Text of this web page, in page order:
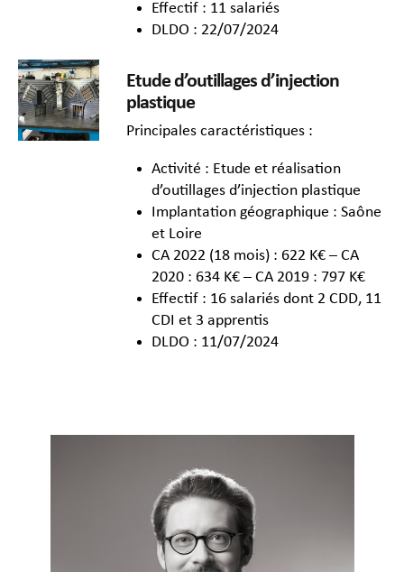
Effectif : 11 salariés
DLDO : 22/07/2024
Etude d’outillages d’injection
plastique
Principales caractéristiques :
Activité : Etude et réalisation
d’outillages d’injection plastique
Implantation géographique : Saône
et Loire
CA 2022 (18 mois) : 622 K€ – CA
2020 : 634 K€ – CA 2019 : 797 K€
Effectif : 16 salariés dont 2 CDD, 11
CDI et 3 apprentis
DLDO : 11/07/2024